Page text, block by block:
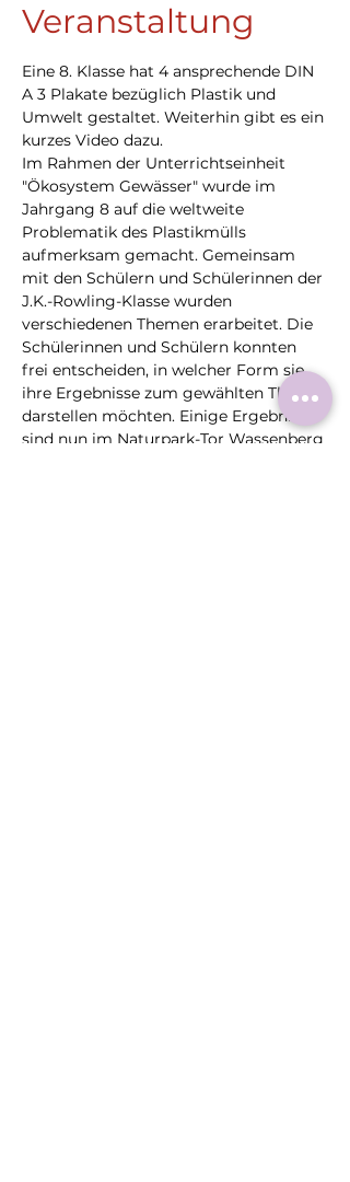
Veranstaltung
Eine 8. Klasse hat 4 ansprechende DIN
A 3 Plakate bezüglich Plastik und
Umwelt gestaltet. Weiterhin gibt es ein
kurzes Video dazu.
Im Rahmen der Unterrichtseinheit
"Ökosystem Gewässer" wurde im
Jahrgang 8 auf die weltweite
Problematik des Plastikmülls
aufmerksam gemacht. Gemeinsam
mit den Schülern und Schülerinnen der
J.K.-Rowling-Klasse wurden
verschiedenen Themen erarbeitet. Die
Schülerinnen und Schülern konnten
frei entscheiden, in welcher Form sie
ihre Ergebnisse zum gewählten Thema
darstellen möchten. Einige Ergebnisse
sind nun im Naturpark-Tor Wassenberg